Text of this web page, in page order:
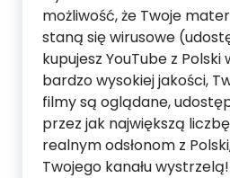
możliwość, że Twoje
staną się wirusowe
kupujesz YouTube z
bardzo wysokiej jakości,
filmy są oglądane,
przez jak największą
realnym odsłonom z
Twojego kanału wystrzelą!